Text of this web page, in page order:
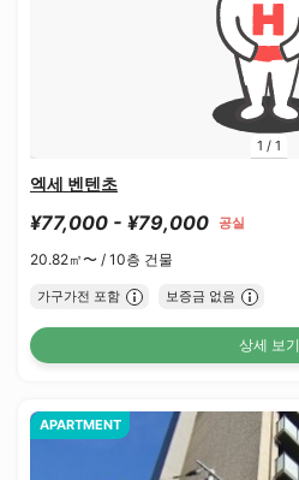
1 / 1
엑세 벤텐초
¥77,000 - ¥79,000 공실
20.82㎡〜 / 10층 건물
가구가전 포함 보증금 없음
상세 보기
APARTMENT